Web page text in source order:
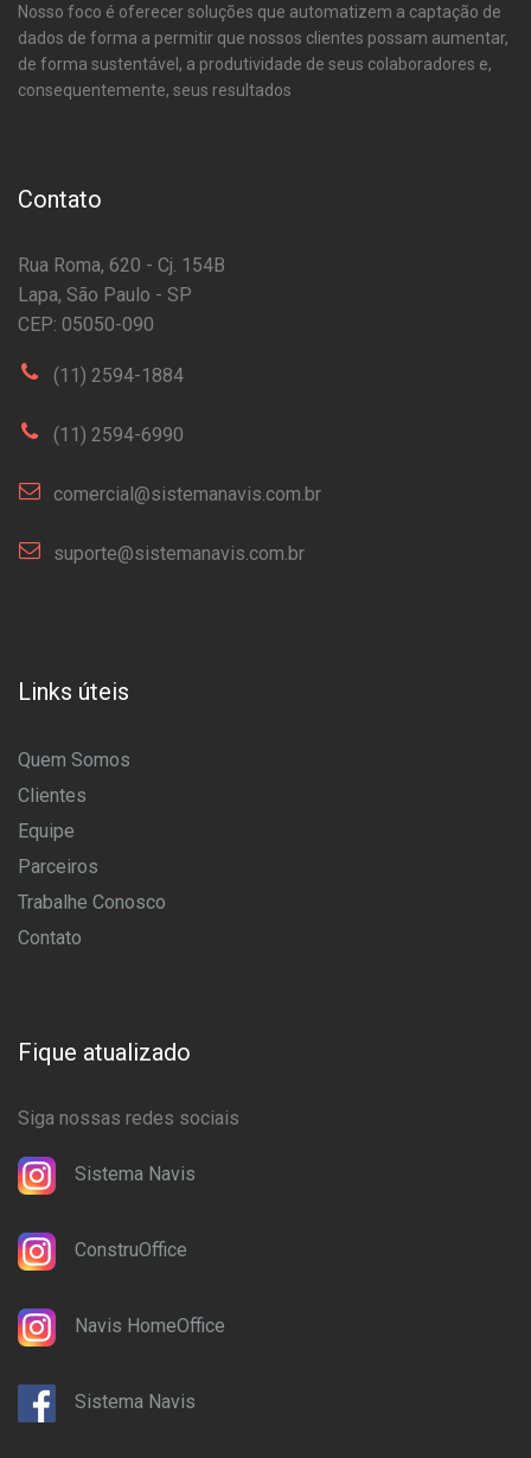
Nosso foco é oferecer soluções que automatizem a captação de
dados de forma a permitir que nossos clientes possam aumentar,
de forma sustentável, a produtividade de seus colaboradores e,
consequentemente, seus resultados
Contato
Rua Roma, 620 - Cj. 154B
Lapa, São Paulo - SP
CEP: 05050-090
(11) 2594-1884
(11) 2594-6990
comercial@sistemanavis.com.br
suporte@sistemanavis.com.br
Links úteis
Quem Somos
Clientes
Equipe
Parceiros
Trabalhe Conosco
Contato
Fique atualizado
Siga nossas redes sociais
Sistema Navis
ConstruOffice
Navis HomeOffice
Sistema Navis